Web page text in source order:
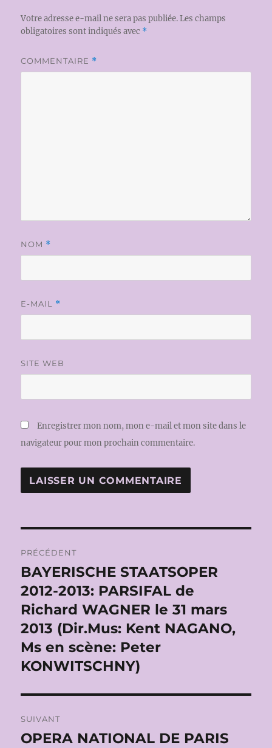
Votre adresse e-mail ne sera pas publiée. Les champs
obligatoires sont indiqués avec *
COMMENTAIRE *
NOM *
E-MAIL *
SITE WEB
Enregistrer mon nom, mon e-mail et mon site dans le
navigateur pour mon prochain commentaire.
de
l’article
PRÉCÉDENT
Publication
précédente :
BAYERISCHE STAATSOPER
2012-2013: PARSIFAL de
Richard WAGNER le 31 mars
2013 (Dir.Mus: Kent NAGANO,
Ms en scène: Peter
KONWITSCHNY)
SUIVANT
Publication
OPERA NATIONAL DE PARIS